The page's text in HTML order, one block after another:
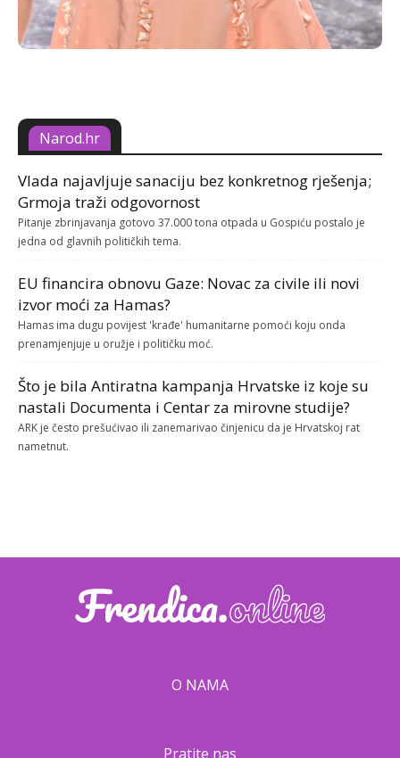
Narod.hr
Vlada najavljuje sanaciju bez konkretnog rješenja;
Grmoja traži odgovornost
Pitanje zbrinjavanja gotovo 37.000 tona otpada u Gospiću postalo je
jedna od glavnih političkih tema.
EU financira obnovu Gaze: Novac za civile ili novi
izvor moći za Hamas?
Hamas ima dugu povijest 'krađe' humanitarne pomoći koju onda
prenamjenjuje u oružje i političku moć.
Što je bila Antiratna kampanja Hrvatske iz koje su
nastali Documenta i Centar za mirovne studije?
ARK je često prešućivao ili zanemarivao činjenicu da je Hrvatskoj rat
nametnut.
O NAMA
Pratite nas